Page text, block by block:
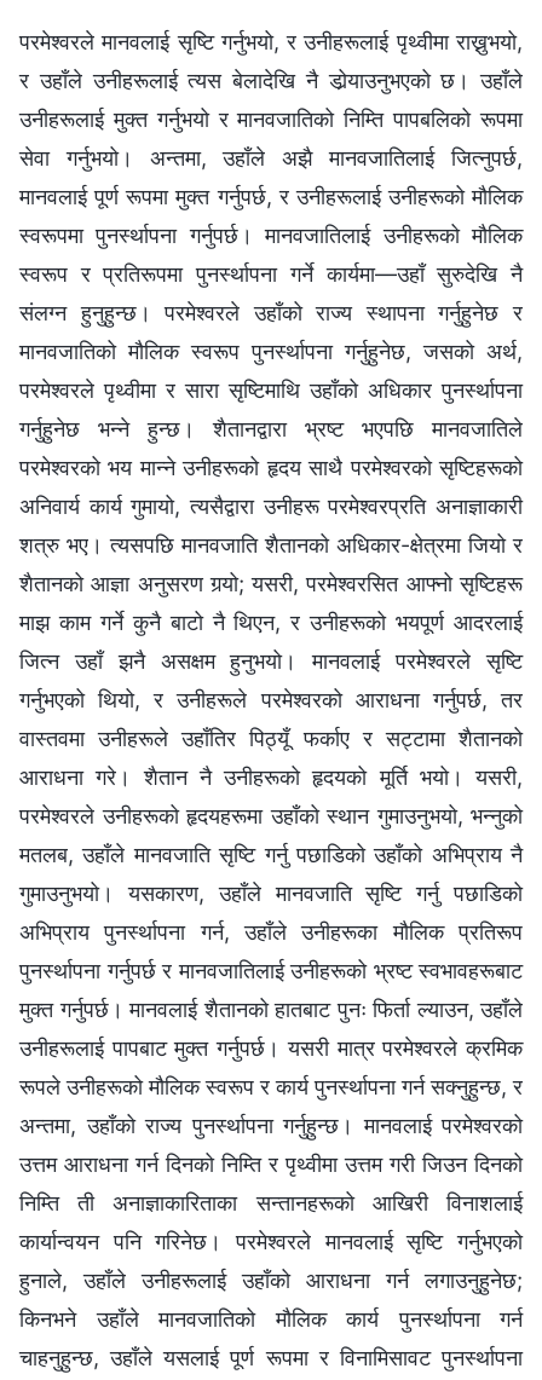
परमेश्‍वरले मानवलाई सृष्टि गर्नुभयो, र उनीहरूलाई पृथ्वीमा राख्नुभयो,
र उहाँले उनीहरूलाई त्यस बेलादेखि नै डोर्‍याउनुभएको छ। उहाँले
उनीहरूलाई मुक्त गर्नुभयो र मानवजातिको निम्ति पापबलिको रूपमा
सेवा गर्नुभयो। अन्तमा, उहाँले अझै मानवजातिलाई जित्नुपर्छ,
मानवलाई पूर्ण रूपमा मुक्त गर्नुपर्छ, र उनीहरूलाई उनीहरूको मौलिक
स्वरूपमा पुनर्स्थापना गर्नुपर्छ। मानवजातिलाई उनीहरूको मौलिक
स्वरूप र प्रतिरूपमा पुनर्स्थापना गर्ने कार्यमा—उहाँ सुरुदेखि नै
संलग्न हुनुहुन्छ। परमेश्‍वरले उहाँको राज्य स्थापना गर्नुहुनेछ र
मानवजातिको मौलिक स्वरूप पुनर्स्थापना गर्नुहुनेछ, जसको अर्थ,
परमेश्‍वरले पृथ्वीमा र सारा सृष्टिमाथि उहाँको अधिकार पुनर्स्थापना
गर्नुहुनेछ भन्ने हुन्छ। शैतानद्वारा भ्रष्ट भएपछि मानवजातिले
परमेश्‍वरको भय मान्ने उनीहरूको हृदय साथै परमेश्‍वरको सृष्टिहरूको
अनिवार्य कार्य गुमायो, त्यसैद्वारा उनीहरू परमेश्‍वरप्रति अनाज्ञाकारी
शत्रु भए। त्यसपछि मानवजाति शैतानको अधिकार-क्षेत्रमा जियो र
शैतानको आज्ञा अनुसरण गर्‍यो; यसरी, परमेश्‍वरसित आफ्नो सृष्टिहरू
माझ काम गर्ने कुनै बाटो नै थिएन, र उनीहरूको भयपूर्ण आदरलाई
जित्न उहाँ झनै असक्षम हुनुभयो। मानवलाई परमेश्‍वरले सृष्टि
गर्नुभएको थियो, र उनीहरूले परमेश्‍वरको आराधना गर्नुपर्छ, तर
वास्तवमा उनीहरूले उहाँतिर पिठ्यूँ फर्काए र सट्टामा शैतानको
आराधना गरे। शैतान नै उनीहरूको हृदयको मूर्ति भयो। यसरी,
परमेश्‍वरले उनीहरूको हृदयहरूमा उहाँको स्थान गुमाउनुभयो, भन्नुको
मतलब, उहाँले मानवजाति सृष्टि गर्नु पछाडिको उहाँको अभिप्राय नै
गुमाउनुभयो। यसकारण, उहाँले मानवजाति सृष्टि गर्नु पछाडिको
अभिप्राय पुनर्स्थापना गर्न, उहाँले उनीहरूका मौलिक प्रतिरूप
पुनर्स्थापना गर्नुपर्छ र मानवजातिलाई उनीहरूको भ्रष्ट स्वभावहरूबाट
मुक्त गर्नुपर्छ। मानवलाई शैतानको हातबाट पुनः फिर्ता ल्याउन, उहाँले
उनीहरूलाई पापबाट मुक्त गर्नुपर्छ। यसरी मात्र परमेश्‍वरले क्रमिक
रूपले उनीहरूको मौलिक स्वरूप र कार्य पुनर्स्थापना गर्न सक्नुहुन्छ, र
अन्तमा, उहाँको राज्य पुनर्स्थापना गर्नुहुन्छ। मानवलाई परमेश्‍वरको
उत्तम आराधना गर्न दिनको निम्ति र पृथ्वीमा उत्तम गरी जिउन दिनको
निम्ति ती अनाज्ञाकारिताका सन्तानहरूको आखिरी विनाशलाई
कार्यान्वयन पनि गरिनेछ। परमेश्‍वरले मानवलाई सृष्टि गर्नुभएको
हुनाले, उहाँले उनीहरूलाई उहाँको आराधना गर्न लगाउनुहुनेछ;
किनभने उहाँले मानवजातिको मौलिक कार्य पुनर्स्थापना गर्न
चाहनुहुन्छ, उहाँले यसलाई पूर्ण रूपमा र विनामिसावट पुनर्स्थापना